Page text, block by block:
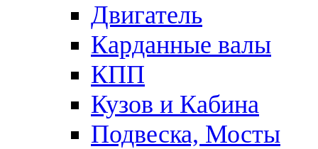
Двигатель
Карданные валы
КПП
Кузов и Кабина
Подвеска, Мосты